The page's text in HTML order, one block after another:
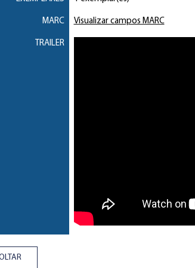
MARC Visualizar campos MARC
TRAILER